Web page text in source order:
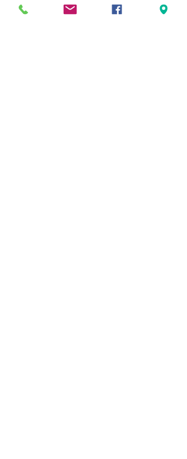
est nécessaire pour fournir nos services